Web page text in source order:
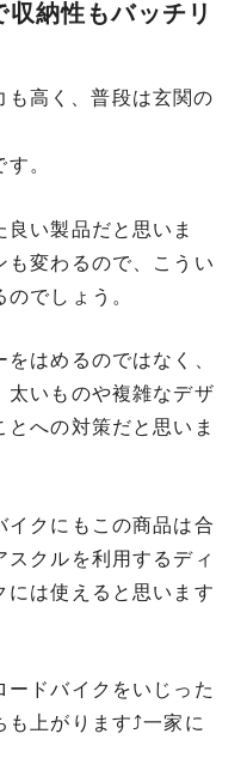
収納性もバッチリ
高く、普段は玄関の
。
い製品だと思いま
も変わるので、こうい
でしょう。
はめるのではなく、
太いものや複雑なデザ
への対策だと思いま
イクにもこの商品は合
スクルを利用するディ
には使えると思います
ードバイクをいじった
も上がります⤴一家に